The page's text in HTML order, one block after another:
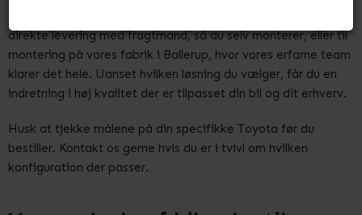
direkte levering med fragtmand, så du selv monterer, eller til
montering på vores fabrik i Ballerup, hvor vores erfarne team
klarer det hele. Uanset hvilken løsning du vælger, får du en
indretning i høj kvalitet der er tilpasset din bil og dit erhverv.
Husk at tjekke målene på din specifikke Toyota før du
bestiller. Kontakt os gerne hvis du er i tvivl om hvilken
konfiguration der passer.